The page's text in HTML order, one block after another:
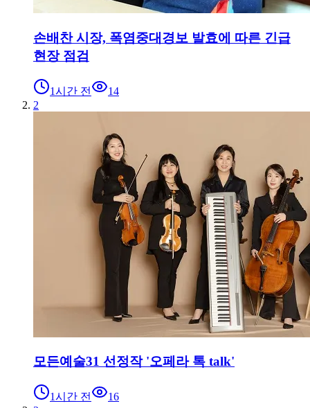
손배찬 시장, 폭염중대경보 발효에 따른 긴급
현장 점검
1시간 전
14
2
모든예술31 선정작 '오페라 톡 talk'
1시간 전
16